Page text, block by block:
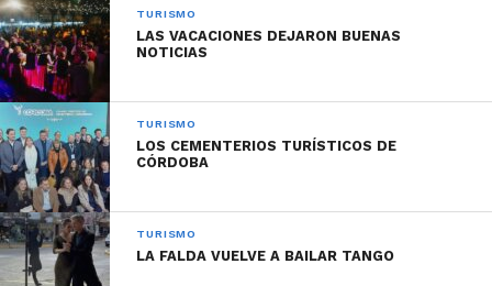
TURISMO
LAS VACACIONES DEJARON BUENAS
NOTICIAS
TURISMO
LOS CEMENTERIOS TURÍSTICOS DE
CÓRDOBA
TURISMO
LA FALDA VUELVE A BAILAR TANGO